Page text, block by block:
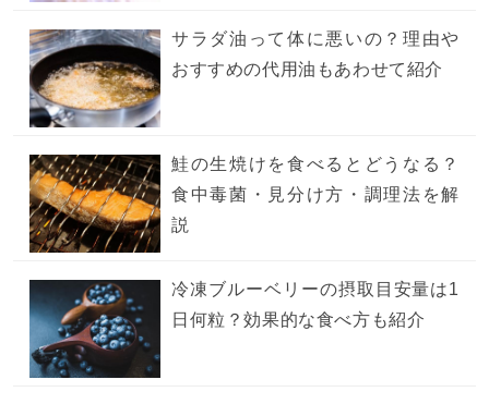
サラダ油って体に悪いの？理由や
おすすめの代用油もあわせて紹介
鮭の生焼けを食べるとどうなる？
食中毒菌・見分け方・調理法を解
説
冷凍ブルーベリーの摂取目安量は1
日何粒？効果的な食べ方も紹介